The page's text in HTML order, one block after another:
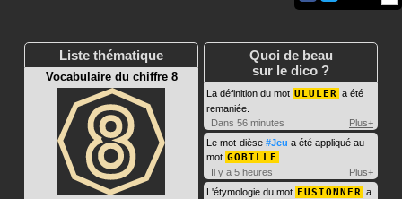
Liste thématique
Vocabulaire du chiffre 8
Quoi de beau
sur le dico ?
La définition du mot ULULER a été
remaniée.
Dans 56 minutes
Plus+
Le mot-dièse #Jeu a été appliqué au
mot GOBILLE
Il y a 5 heures
Plus+
L'étymologie du mot FUSIONNER a